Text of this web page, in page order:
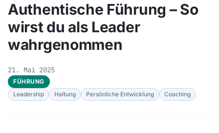
Authentische Führung – So
wirst du als Leader
wahrgenommen
21. Mai 2025
FÜHRUNG
Leadership
Haltung Persönliche Entwicklung Coaching